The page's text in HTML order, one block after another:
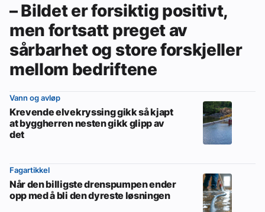
– Bildet er forsiktig positivt,
men fortsatt preget av
sårbarhet og store forskjeller
mellom bedriftene
Vann og avløp
Krevende elvekryssing gikk så kjapt
at byggherren nesten gikk glipp av
det
Fagartikkel
Når den billigste drenspumpen ender
opp med å bli den dyreste løsningen